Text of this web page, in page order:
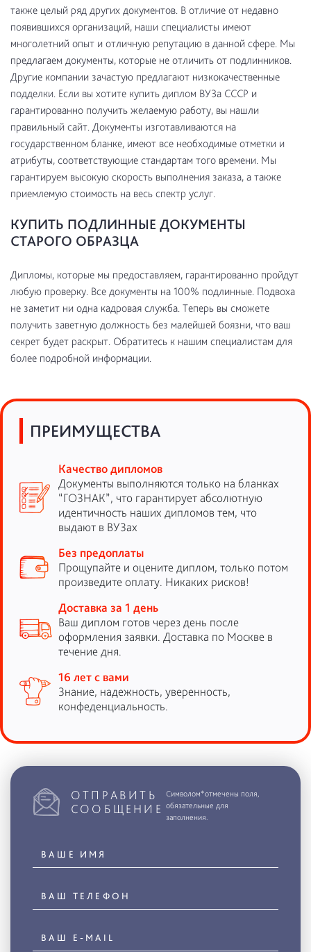
также целый ряд других документов. В отличие от недавно
появившихся организаций, наши специалисты имеют
многолетний опыт и отличную репутацию в данной сфере. Мы
предлагаем документы, которые не отличить от подлинников.
Другие компании зачастую предлагают низкокачественные
подделки. Если вы хотите купить диплом ВУЗа СССР и
гарантированно получить желаемую работу, вы нашли
правильный сайт. Документы изготавливаются на
государственном бланке, имеют все необходимые отметки и
атрибуты, соответствующие стандартам того времени. Мы
гарантируем высокую скорость выполнения заказа, а также
приемлемую стоимость на весь спектр услуг.
КУПИТЬ ПОДЛИННЫЕ ДОКУМЕНТЫ
СТАРОГО ОБРАЗЦА
Дипломы, которые мы предоставляем, гарантированно пройдут
любую проверку. Все документы на 100% подлинные. Подвоха
не заметит ни одна кадровая служба. Теперь вы сможете
получить заветную должность без малейшей боязни, что ваш
секрет будет раскрыт. Обратитесь к нашим специалистам для
более подробной информации.
ПРЕИМУЩЕСТВА
Качество дипломов
Документы выполняются только на бланках
“ГОЗНАК”, что гарантирует абсолютную
идентичность наших дипломов тем, что
выдают в ВУЗах
Без предоплаты
Прощупайте и оцените диплом, только потом
произведите оплату. Никаких рисков!
Доставка за 1 день
Ваш диплом готов через день после
оформления заявки. Доставка по Москве в
течение дня.
16 лет с вами
Знание, надежность, уверенность,
конфеденциальность.
ОТПРАВИТЬ
СООБЩЕНИЕ
Символом*отмечены поля,
обязательные для
заполнения.